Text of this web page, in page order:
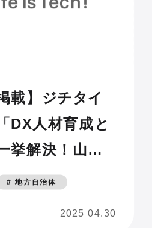
載】ジチタイ
DX人材育成と
挙解決！山梨
国でも先駆的
# 地方自治体
2025 04.30